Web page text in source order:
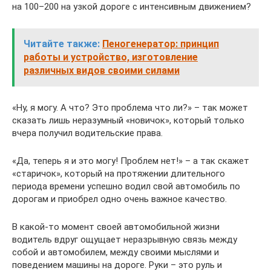
на 100–200 на узкой дороге с интенсивным движением?
Читайте также: Пеногенератор: принцип
работы и устройство, изготовление
различных видов своими силами
«Ну, я могу. А что? Это проблема что ли?» – так может
сказать лишь неразумный «новичок», который только
вчера получил водительские права.
«Да, теперь я и это могу! Проблем нет!» – а так скажет
«старичок», который на протяжении длительного
периода времени успешно водил свой автомобиль по
дорогам и приобрел одно очень важное качество.
В какой-то момент своей автомобильной жизни
водитель вдруг ощущает неразрывную связь между
собой и автомобилем, между своими мыслями и
поведением машины на дороге. Руки – это руль и